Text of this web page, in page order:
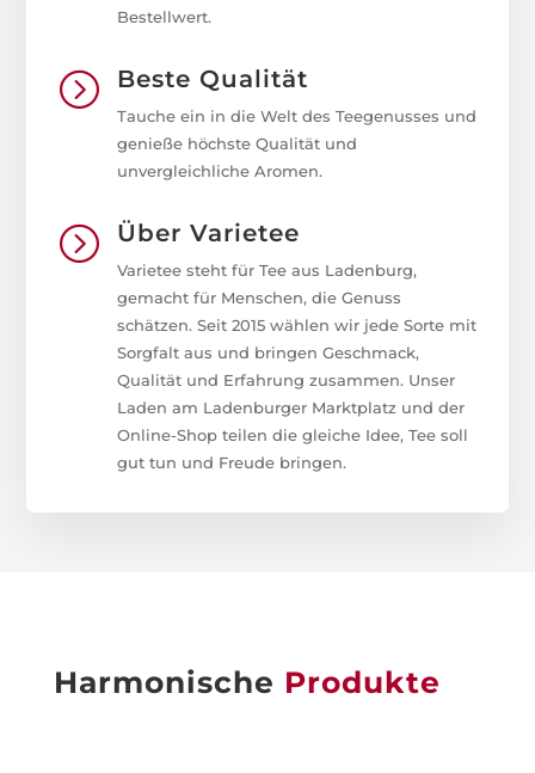
Bestellwert.
= Beste Qualität
Tauche ein in die Welt des Teegenusses und
genieße höchste Qualität und
unvergleichliche Aromen.
= Über Varietee
Varietee steht für Tee aus Ladenburg,
gemacht für Menschen, die Genuss
schätzen. Seit 2015 wählen wir jede Sorte mit
Sorgfalt aus und bringen Geschmack,
Qualität und Erfahrung zusammen. Unser
Laden am Ladenburger Marktplatz und der
Online-Shop teilen die gleiche Idee, Tee soll
gut tun und Freude bringen.
Harmonische Produkte